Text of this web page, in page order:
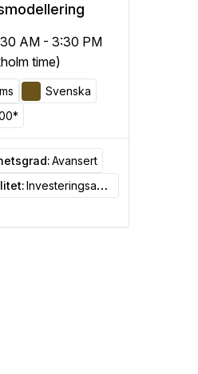
AM - 3:30 PM
time)
Svenska
Avansert
Investeringsanalyse